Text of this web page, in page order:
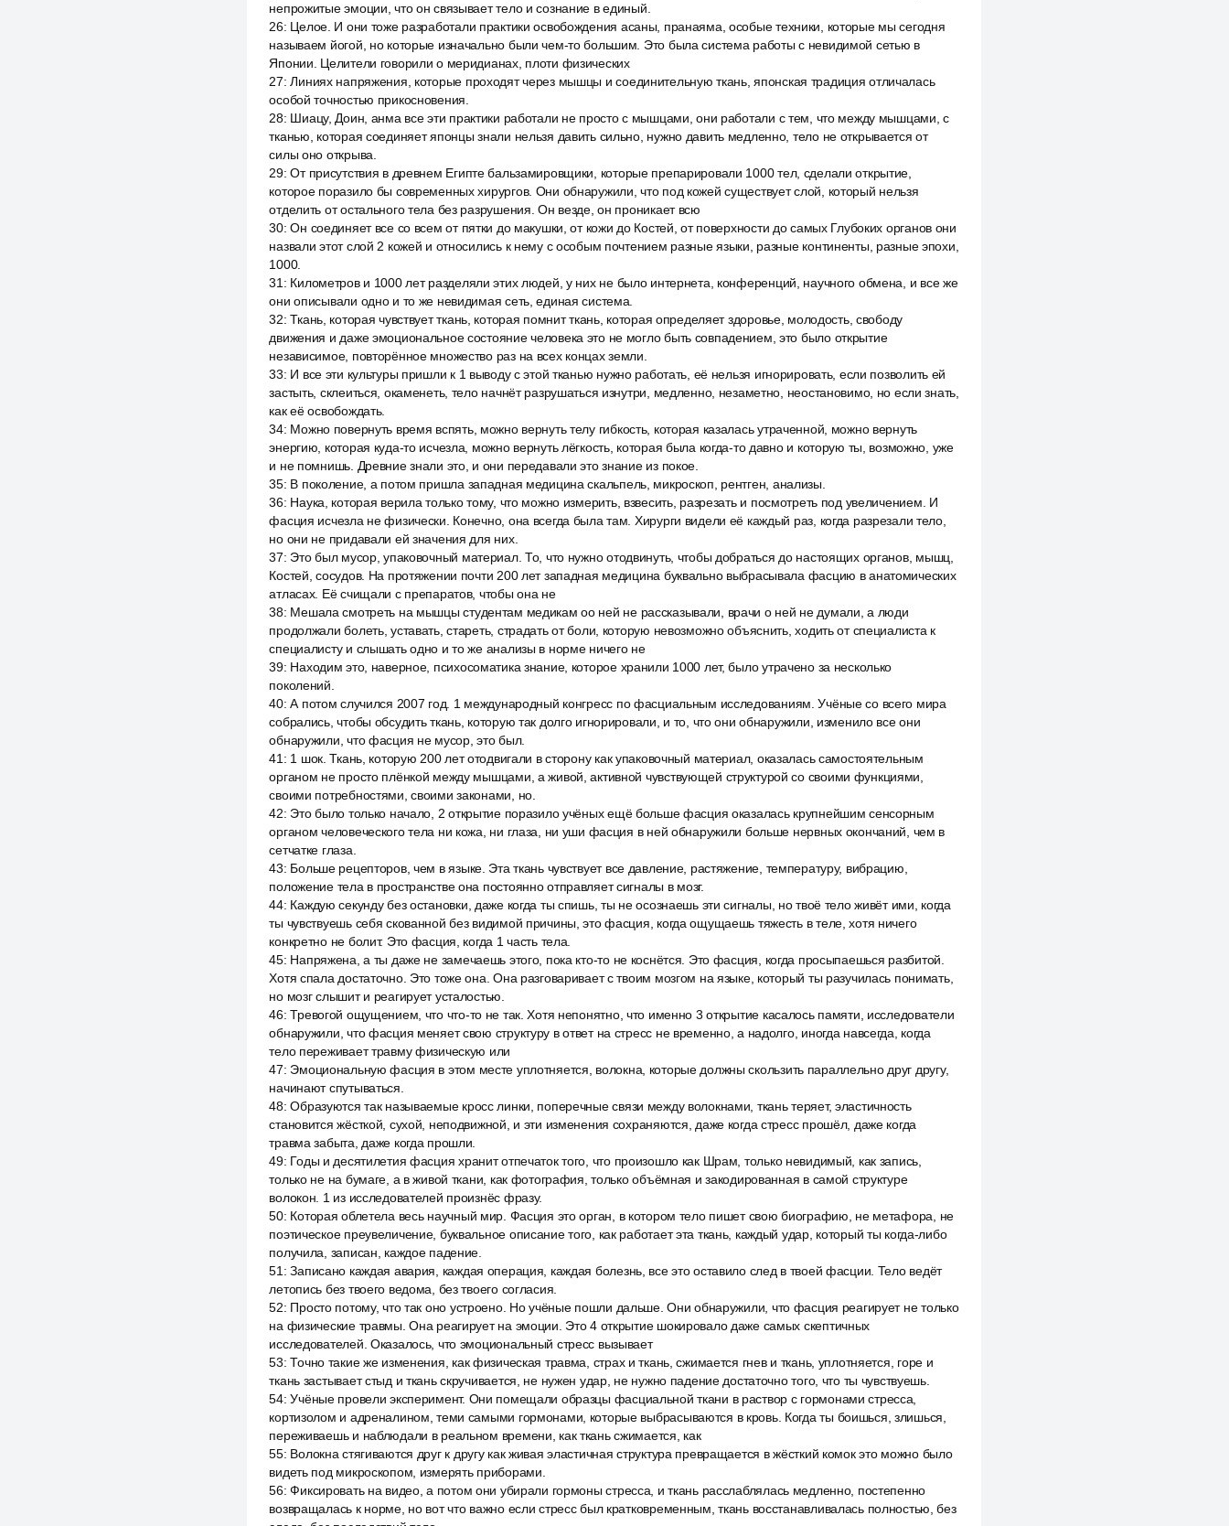
непрожитые эмоции, что он связывает тело и сознание в единый.
26: Целое. И они тоже разработали практики освобождения асаны, пранаяма, особые техники, которые мы сегодня
называем йогой, но которые изначально были чем-то большим. Это была система работы с невидимой сетью в
Японии. Целители говорили о меридианах, плоти физических
27:Линиях напряжения, которые проходят через мышцы и соединительную ткань, японская традиция отличалась
особой точностью прикосновения.
28: Шиацу, Доин, анма все эти практики работали не просто с мышцами, они работали с тем, что между мышцами, с
тканью, которая соединяет японцы знали нельзя давить сильно, нужно давить медленно, тело не открывается от
силы оно открыва.
29:От присутствия в древнем Египте бальзамировщики, которые препарировали 1000 тел, сделали открытие,
которое поразило бы современных хирургов. Они обнаружили, что под кожей существует слой, который нельзя
отделить от остального тела без разрушения. Он везде, он проникает всю
30:Он соединяет все со всем от пятки до макушки, от кожи до Костей, от поверхности до самых Глубоких органов они
назвали этот слой 2 кожей и относились к нему с особым почтением разные языки, разные континенты, разные эпохи,
1000.
31 : Километров и 1000 лет разделяли этих людей, у них не было интернета, конференций, научного обмена, и все же
они описывали одно и то же невидимая сеть, единая система.
32:Ткань, которая чувствует ткань, которая помнит ткань, которая определяет здоровье, молодость, свободу
движения и даже эмоциональное состояние человека это не могло быть совпадением, это было открытие
независимое, повторённое множество раз на всех концах земли.
33: И все эти культуры пришли к 1 выводу с этой тканью нужно работать, её нельзя игнорировать, если позволить ей
застыть, склеиться, окаменеть, тело начнёт разрушаться изнутри, медленно, незаметно, неостановимо, но если знать,
как её освобождать.
34: Можно повернуть время вспять, можно вернуть телу гибкость, которая казалась утраченной, можно вернуть
энергию, которая куда-то исчезла, можно вернуть лёгкость, которая была когда-то давно и которую ты, возможно, уже
и не помнишь. Древние знали это, и они передавали это знание из покое.
35: В поколение, а потом пришла западная медицина скальпель, микроскоп, рентген, анализы.
36: Наука, которая верила только тому, что можно измерить, взвесить, разрезать и посмотреть под увеличением. И
фасция исчезла не физически. Конечно, она всегда была там. Хирурги видели её каждый раз, когда разрезали тело,
но они не придавали ей значения для них.
37: Это был мусор, упаковочный материал. То, что нужно отодвинуть, чтобы добраться до настоящих органов, мышц,
Костей, сосудов. На протяжении почти 200 лет западная медицина буквально выбрасывала фасцию в анатомических
атласах. Её счищали с препаратов, чтобы она не
38: Мешала смотреть на мышцы студентам медикам оо ней не рассказывали, врачи о ней не думали, а люди
продолжали болеть, уставать, стареть, страдать от боли, которую невозможно объяснить, ходить от специалиста к
специалисту и слышать одно и то же анализы в норме ничего не
39: Находим это, наверное, психосоматика знание, которое хранили 1000 лет, было утрачено за несколько
поколений.
40:А потом случился 2007 год. 1 международный конгресс по фасциальным исследованиям. Учёные со всего мира
собрались, чтобы обсудить ткань, которую так долго игнорировали, и то, что они обнаружили, изменило все они
обнаружили, что фасция не мусор, это был.
41 : 1 шок. Ткань, которую 200 лет отодвигали в сторону как упаковочный материал, оказалась самостоятельным
органом не просто плёнкой между мышцами, а живой, активной чувствующей структурой со своими функциями,
своими потребностями, своими законами, но.
42: Это было только начало, 2 открытие поразило учёных ещё больше фасция оказалась крупнейшим сенсорным
органом человеческого тела ни кожа, ни глаза, ни уши фасция в ней обнаружили больше нервных окончаний, чем в
сетчатке глаза.
43: Больше рецепторов, чем в языке. Эта ткань чувствует все давление, растяжение, температуру, вибрацию,
положение тела в пространстве она постоянно отправляет сигналы в мозг.
44: Каждую секунду без остановки, даже когда ты спишь, ты не осознаешь эти сигналы, но твоё тело живёт ими, когда
ты чувствуешь себя скованной без видимой причины, это фасция, когда ощущаешь тяжесть в теле, хотя ничего
конкретно не болит. Это фасция, когда 1 часть тела.
45: Напряжена, а ты даже не замечаешь этого, пока кто-то не коснётся. Это фасция, когда просыпаешься разбитой.
Хотя спала достаточно. Это тоже она. Она разговаривает с твоим мозгом на языке, который ты разучилась понимать,
но мозг слышит и реагирует усталостью.
46:Тревогой ощущением, что что-то не так. Хотя непонятно, что именно 3 открытие касалось памяти, исследователи
обнаружили, что фасция меняет свою структуру в ответ на стресс не временно, а надолго, иногда навсегда, когда
тело переживает травму физическую или
47: Эмоциональную фасция в этом месте уплотняется, волокна, которые должны скользить параллельно друг другу,
начинают спутываться.
48:Образуются так называемые кросс линки, поперечные связи между волокнами, ткань теряет, эластичность
становится жёсткой, сухой, неподвижной, и эти изменения сохраняются, даже когда стресс прошёл, даже когда
травма забыта, даже когда прошли.
49: Годы и десятилетия фасция хранит отпечаток того, что произошло как Шрам, только невидимый, как запись,
только не на бумаге, а в живой ткани, как фотография, только объёмная и закодированная в самой структуре
волокон. 1 из исследователей произнёс фразу.
50: Которая облетела весь научный мир. Фасция это орган, в котором тело пишет свою биографию, не метафора, не
поэтическое преувеличение, буквальное описание того, как работает эта ткань, каждый удар, который ты когда-либо
получила, записан, каждое падение.
51 :Записано каждая авария, каждая операция, каждая болезнь, все это оставило след в твоей фасции. Тело ведёт
летопись без твоего ведома, без твоего согласия.
52: Просто потому, что так оно устроено. Но учёные пошли дальше. Они обнаружили, что фасция реагирует не только
на физические травмы. Она реагирует на эмоции. Это 4 открытие шокировало даже самых скептичных
исследователей. Оказалось, что эмоциональный стресс вызывает
53:Точно такие же изменения, как физическая травма, страх и ткань, сжимается гнев и ткань, уплотняется, горе и
ткань застывает стыд и ткань скручивается, не нужен удар, не нужно падение достаточно того, что ты чувствуешь.
54:Учёные провели эксперимент. Они помещали образцы фасциальной ткани в раствор с гормонами стресса,
кортизолом и адреналином, теми самыми гормонами, которые выбрасываются в кровь. Когда ты боишься, злишься,
переживаешь и наблюдали в реальном времени, как ткань сжимается, как
55: Волокна стягиваются друг к другу как живая эластичная структура превращается в жёсткий комок это можно было
видеть под микроскопом, измерять приборами.
56:Фиксировать на видео, а потом они убирали гормоны стресса, и ткань расслаблялась медленно, постепенно
возвращалась к норме, но вот что важно если стресс был кратковременным, ткань восстанавливалась полностью, без